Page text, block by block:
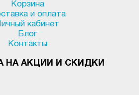
Корзина
и оплата
кабинет
Блог
Контакты
НА АКЦИИ И СКИДКИ